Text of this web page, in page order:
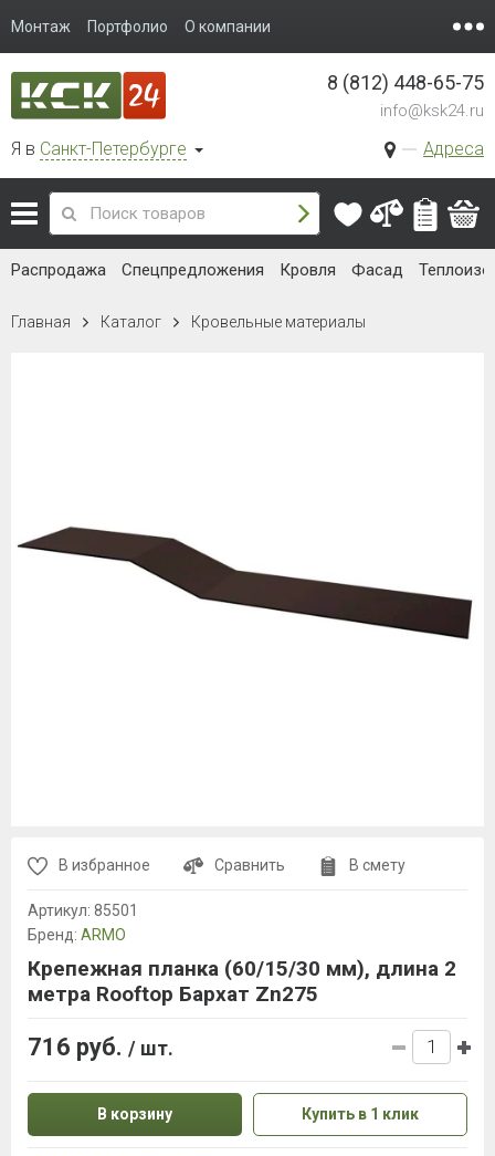
Монтаж Портфолио О компании
Я в Санкт-Петербурге Адреса
8 (812) 448-65-75
info@ksk24.ru
Распродажа Спецпредложения Кровля Фасад
Главная Каталог Кровельные материалы
В избранное Сравнить В смету
Артикул: 85501
Бренд: ARMO
Крепежная планка (60/15/30 мм), длина 2
метра Rooftop Бархат Zn275
716 руб. / шт.
В корзину Купить в 1 клик